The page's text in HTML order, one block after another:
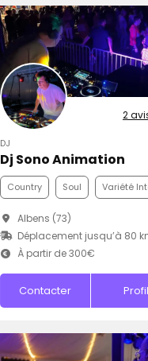
2
DJ
Dj Sono Animation
Country Soul Variété
Albens (73)
Déplacement jusqu’à 80
À partir de 300€
Contacter Profil